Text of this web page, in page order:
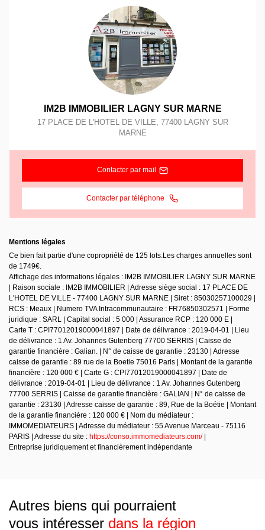
IM2B IMMOBILIER LAGNY SUR MARNE
17 PLACE DE L'HOTEL DE VILLE, 77400 LAGNY SUR
MARNE
Contacter par mail
Contacter par téléphone
Mentions légales
Ce bien fait partie d'une copropriété de 125 lots.Les charges annuelles sont
de 1749€.
Affichage des informations légales : IM2B IMMOBILIER LAGNY SUR MARNE
| Raison sociale : IM2B IMMOBILIER | Adresse siège social : 17 PLACE DE
L'HOTEL DE VILLE - 77400 LAGNY SUR MARNE | Siret : 85030257100029 |
RCS : Meaux | Numero TVA Intracommunautaire : FR76850302571 | Forme
juridique : SARL | Capital social : 5 000 | Assurance RCP : 120 000 E |
Carte T : CPI77012019000041897 | Date de délivrance : 2019-04-01 | Lieu
de délivrance : 1 Av. Johannes Gutenberg 77700 SERRIS | Caisse de
garantie financière : Galian. | N° de caisse de garantie : 23130 | Adresse
caisse de garantie : 89 rue de la Boetie 75016 Paris | Montant de la garantie
financière : 120 000 € | Carte G : CPI77012019000041897 | Date de
délivrance : 2019-04-01 | Lieu de délivrance : 1 Av. Johannes Gutenberg
77700 SERRIS | Caisse de garantie financière : GALIAN | N° de caisse de
garantie : 23130 | Adresse caisse de garantie : 89, Rue de la Boétie | Montant
de la garantie financière : 120 000 € | Nom du médiateur :
IMMOMEDIATEURS | Adresse du médiateur : 55 Avenue Marceau - 75116
PARIS | Adresse du site : https://conso.immomediateurs.com/|
Entreprise juridiquement et financièrement indépendante
Autres biens qui pourraient
vous intéresser dans la région